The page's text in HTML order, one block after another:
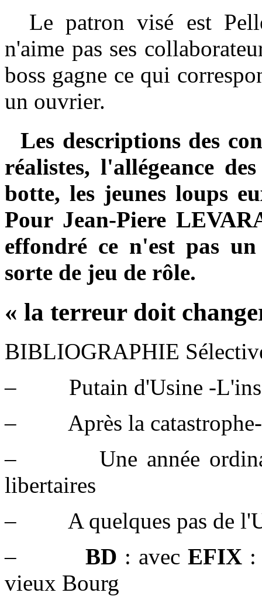
Le patron visé est
n'aime pas ses
boss gagne ce qui
un ouvrier.
Les descriptions des
réalistes, l'allégeance
botte, les jeunes loups
Pour Jean-Piere
effondré ce n'est pas
sorte de jeu de rôle.
« la terreur doit
BIBLIOGRAPHIE
– Putain d'Usine -
– Après la catastrophe-
– Une année
libertaires
– A quelques pas de
– BD : avecEFIX :
vieux Bourg